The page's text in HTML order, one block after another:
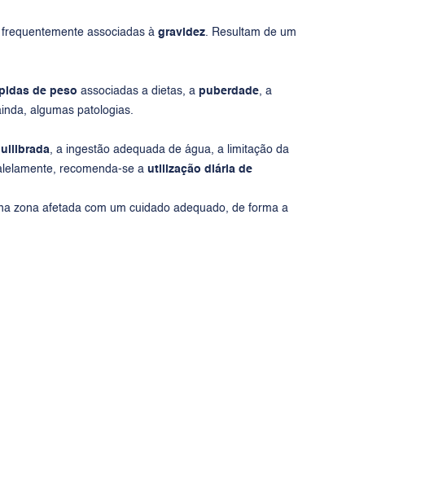
associadas à gravidez. Resultam de um
de peso associadas a dietas, a puberdade, a
algumas patologias.
, a ingestão adequada de água, a limitação da
recomenda-se a utilização diária de
zona afetada com um cuidado adequado, de forma a